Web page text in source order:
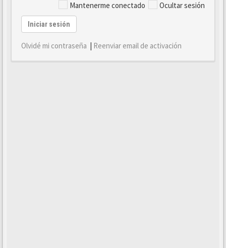
Mantenerme conectado Ocultar sesión
Iniciar sesión
Olvidé mi contraseña | Reenviar email de activación